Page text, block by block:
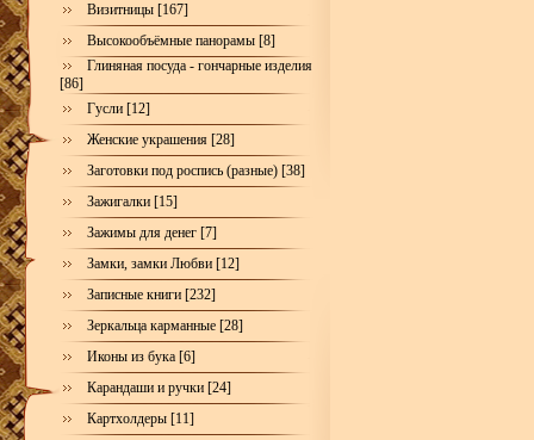
Визитницы [167]
Высокообъёмные панорамы [8]
Глиняная посуда - гончарные изделия
[86]
Гусли [12]
Женские украшения [28]
Заготовки под роспись (разные) [38]
Зажигалки [15]
Зажимы для денег [7]
Замки, замки Любви [12]
Записные книги [232]
Зеркальца карманные [28]
Иконы из бука [6]
Карандаши и ручки [24]
Картхолдеры [11]